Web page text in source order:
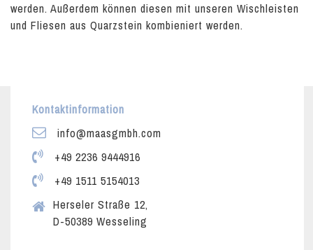
werden. Außerdem können diesen mit unseren Wischleisten
und Fliesen aus Quarzstein kombieniert werden.
Kontaktinformation
info@maasgmbh.com
+49 2236 9444916
+49 1511 5154013
Herseler Straße 12,
D-50389 Wesseling